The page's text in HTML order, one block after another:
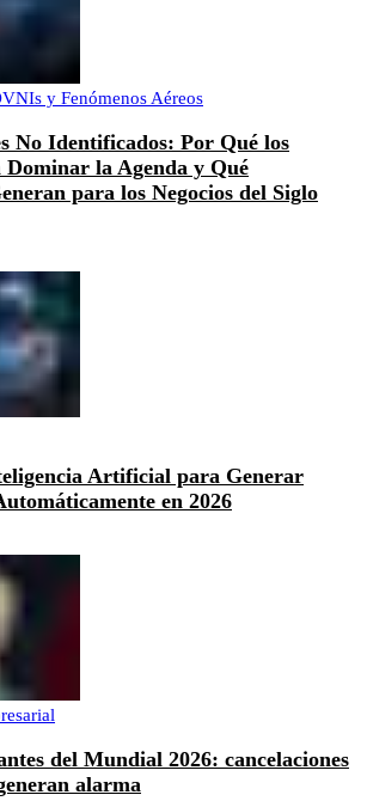
y Fenómenos Aéreos
No Identificados: Por Qué los
la Agenda y Qué
para los Negocios del Siglo
Artificial para Generar
en 2026
del Mundial 2026: cancelaciones
alarma